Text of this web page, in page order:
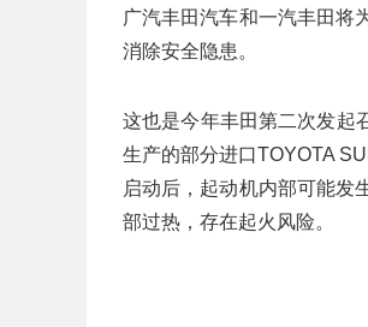
广汽丰田汽车和一汽丰田将
消除安全隐患。
这也是今年丰田第二次发起
生产的部分进口TOYOTA
启动后，起动机内部可能发
部过热，存在起火风险。